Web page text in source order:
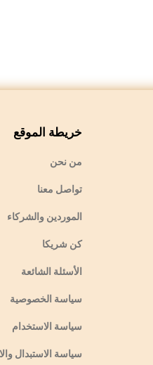
خريطة الموقع
من نحن
تواصل معنا
الموردين والشركاء
كن شريكا
الأسئلة الشائعة
سياسة الخصوصية
سياسة الاستخدام
سياسة الاستبدال